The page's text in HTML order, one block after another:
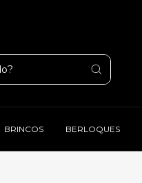
BRINCOS BERLOQUES